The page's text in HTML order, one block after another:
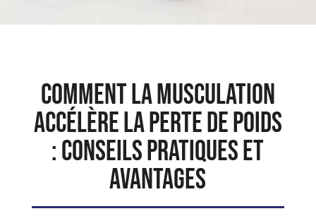
Comment la Musculation
Accélère la Perte de Poids
: Conseils Pratiques et
Avantages